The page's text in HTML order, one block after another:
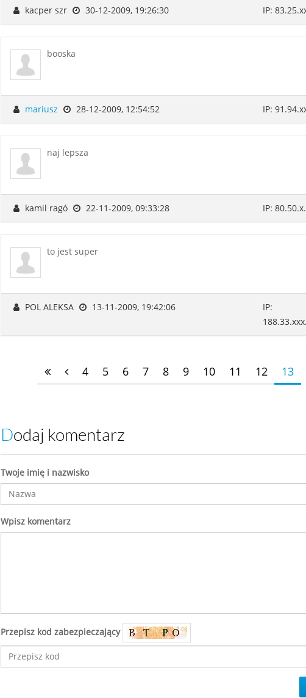
kacper szr 30-12-2009, 19:26:30 IP:
booska
mariusz 28-12-2009, 12:54:52 IP:
naj lepsza
kamil ragó 22-11-2009, 09:33:28 IP:
to jest super
POL ALEKSA 13-11-2009, 19:42:06
IP:
4 5 6 7 8 9 10 11 12 13
Dodaj komentarz
Twoje imię i nazwisko
Wpisz komentarz
Przepisz kod zabezpieczający